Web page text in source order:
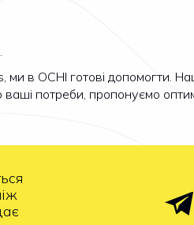
в OCHI готові допомогти.
потреби, пропонуємо